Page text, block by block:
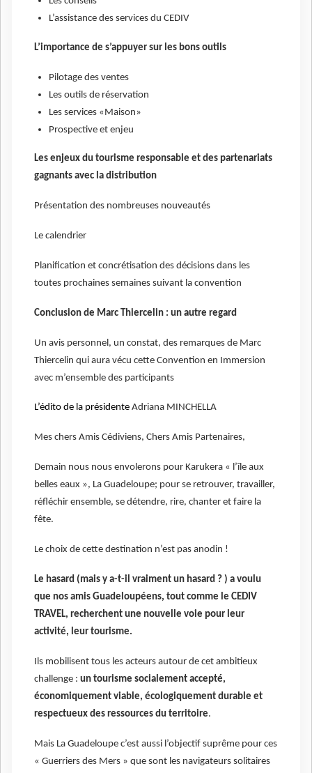
L’assistance des services du CEDIV
L’importance de s’appuyer sur les bons outils
Pilotage des ventes
Les outils de réservation
Les services «Maison»
Prospective et enjeu
Les enjeux du tourisme responsable et des partenariats
gagnants avec la distribution
Présentation des nombreuses nouveautés
Le calendrier
Planification et concrétisation des décisions dans les
toutes prochaines semaines suivant la convention
Conclusion de Marc Thiercelin : un autre regard
Un avis personnel, un constat, des remarques de Marc
Thiercelin qui aura vécu cette Convention en Immersion
avec m’ensemble des participants
L’édito de la présidente Adriana MINCHELLA
Mes chers Amis Cédiviens, Chers Amis Partenaires,
Demain nous nous envolerons pour Karukera « l’île aux
belles eaux », La Guadeloupe; pour se retrouver, travailler,
réfléchir ensemble, se détendre, rire, chanter et faire la
fête.
Le choix de cette destination n’est pas anodin !
Le hasard (mais y a-t-il vraiment un hasard ? ) a voulu
que nos amis Guadeloupéens, tout comme le CEDIV
TRAVEL, recherchent une nouvelle voie pour leur
activité, leur tourisme.
Ils mobilisent tous les acteurs autour de cet ambitieux
challenge : un tourisme socialement accepté,
économiquement viable, écologiquement durable et
respectueux des ressources du territoire.
Mais La Guadeloupe c’est aussi l’objectif suprême pour ces
« Guerriers des Mers » que sont les navigateurs solitaires